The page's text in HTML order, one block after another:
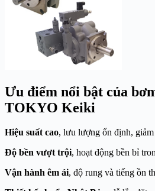
Ưu điểm nổi bật của
TOKYO Keiki
Hiệu suất cao, lưu lượng ổn định,
Độ bền vượt trội, hoạt động bền bỉ
Vận hành êm ái, độ rung và tiếng ồn